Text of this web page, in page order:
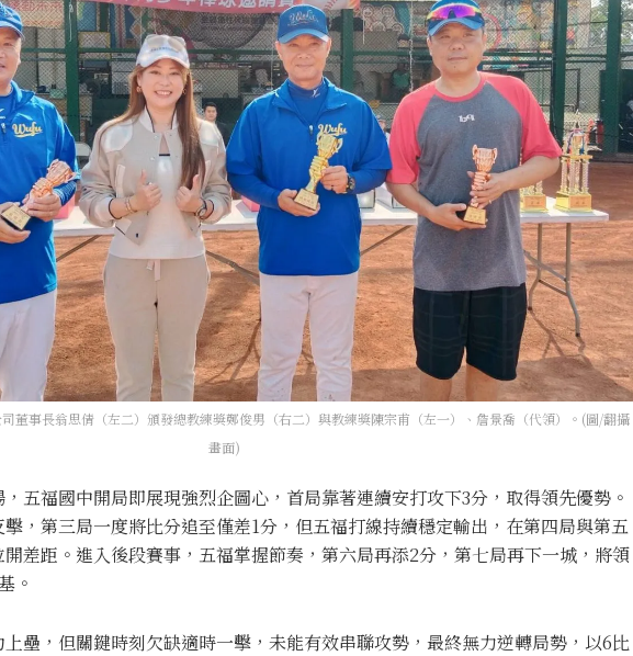
董事長翁思倩（左二）頒發總教練獎鄭俊男（右二）與教練獎陳宗甫（左一）、詹景喬（代領）。(圖/翻攝
畫面)
五福國中開局即展現強烈企圖心，首局靠著連續安打攻下3分，取得領先優勢。
，第三局一度將比分追至僅差1分，但五福打線持續穩定輸出，在第四局與第五
差距。進入後段賽事，五福掌握節奏，第六局再添2分，第七局再下一城，將領
。
壘，但關鍵時刻欠缺適時一擊，未能有效串聯攻勢，最終無力逆轉局勢，以6比